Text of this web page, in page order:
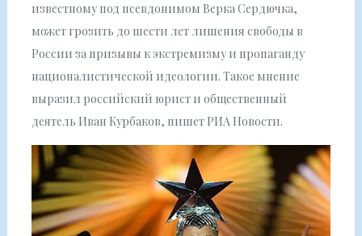
известному под псевдонимом Верка Сердючка,
может грозить до шести лет лишения свободы в
России за призывы к экстремизму и пропаганду
националистической идеологии. Такое мнение
выразил российский юрист и общественный
деятель Иван Курбаков, пишет РИА Новости.